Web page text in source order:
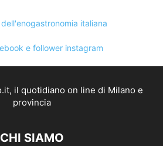
CHI SIAMO